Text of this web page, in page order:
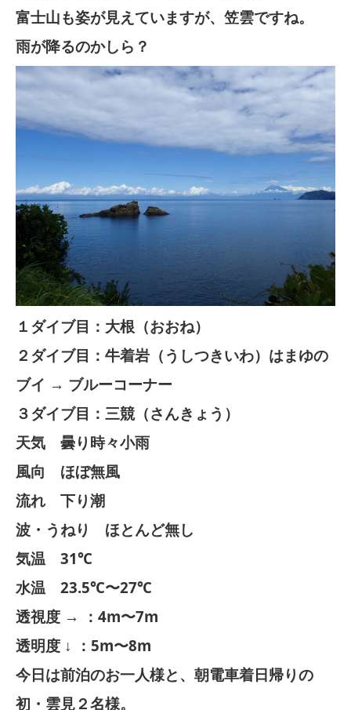
富士山も姿が見えていますが、笠雲ですね。
雨が降るのかしら？
１ダイブ目：大根（おおね）
２ダイブ目：牛着岩（うしつきいわ）はまゆの
ブイ → ブルーコーナー
３ダイブ目：三競（さんきょう）
天気 曇り時々小雨
風向 ほぼ無風
流れ 下り潮
波・うねり ほとんど無し
気温 31℃
水温 23.5℃〜27℃
透視度 → ：4m〜7m
透明度 ↓ ：5m〜8m
今日は前泊のお一人様と、朝電車着日帰りの
初・雲見２名様。